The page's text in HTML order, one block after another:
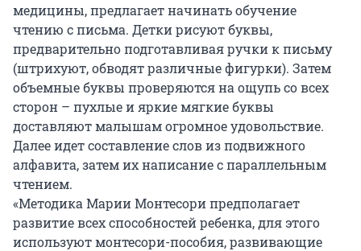
медицины, предлагает начинать обучение
чтению с письма. Детки рисуют буквы,
предварительно подготавливая ручки к письму
(штрихуют, обводят различные фигурки). Затем
объемные буквы проверяются на ощупь со всех
сторон – пухлые и яркие мягкие буквы
доставляют малышам огромное удовольствие.
Далее идет составление слов из подвижного
алфавита, затем их написание с параллельным
чтением.
«Методика Марии Монтесори предполагает
развитие всех способностей ребенка, для этого
используют монтесори-пособия, развивающие